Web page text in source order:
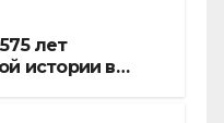
лет
истории в